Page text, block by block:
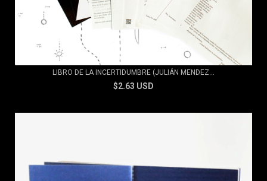
LIBRO DE LA INCERTIDUMBRE (JULIÁN MENDEZ...
$2.63 USD